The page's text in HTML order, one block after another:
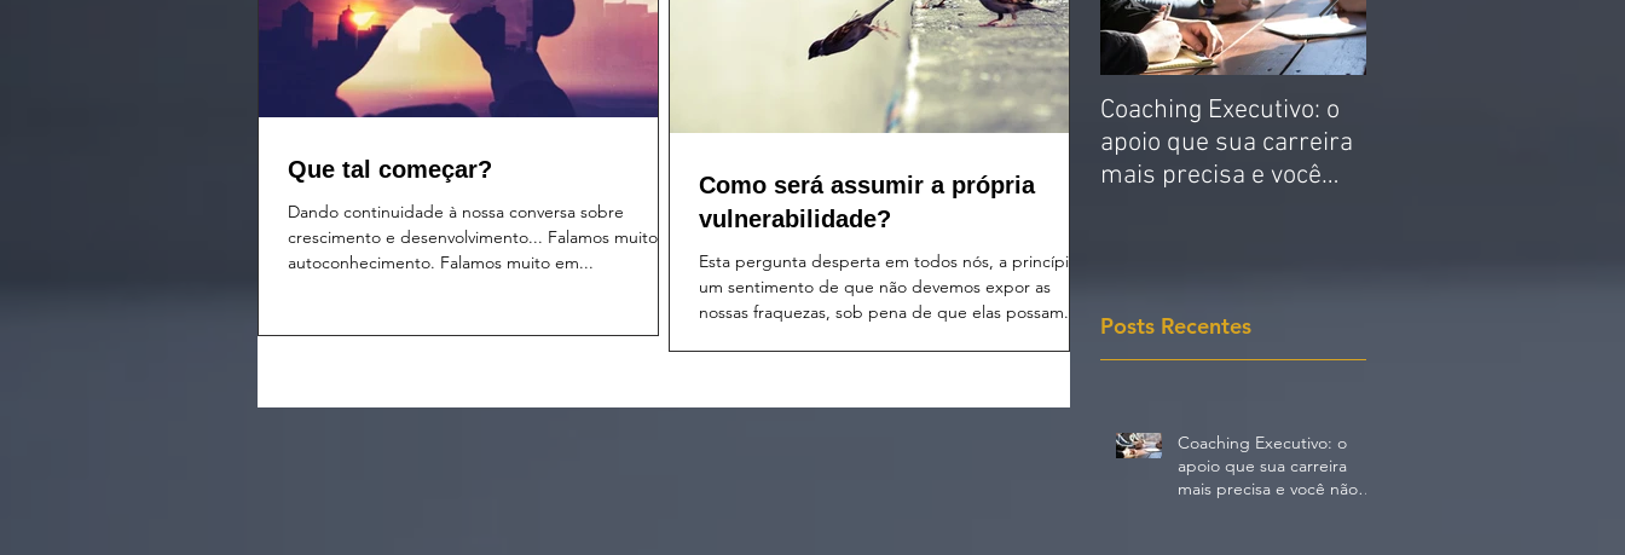
Que tal começar?
Dando continuidade à nossa conversa sobre
crescimento e desenvolvimento... Falamos muito em
autoconhecimento. Falamos muito em...
Como será assumir a própria
vulnerabilidade?
Esta pergunta desperta em todos nós, a princípio,
um sentimento de que não devemos expor as
nossas fraquezas, sob pena de que elas possam...
Coaching Executivo: o
apoio que sua carreira
mais precisa e você
Posts Recentes
Coaching Executivo: o
apoio que sua carreira
mais precisa e você não